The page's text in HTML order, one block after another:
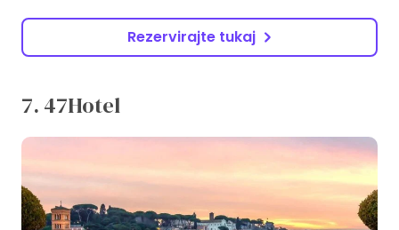
Rezervirajte tukaj
7. 47Hotel